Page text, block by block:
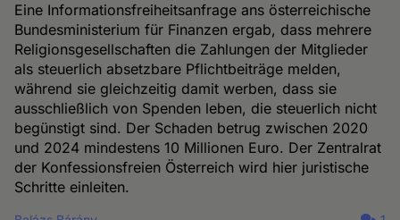
Eine Informationsfreiheitsanfrage ans österreichische
Bundesministerium für Finanzen ergab, dass mehrere
Religionsgesellschaften die Zahlungen der Mitglieder
als steuerlich absetzbare Pflichtbeiträge melden,
während sie gleichzeitig damit werben, dass sie
ausschließlich von Spenden leben, die steuerlich nicht
begünstigt sind. Der Schaden betrug zwischen 2020
und 2024 mindestens 10 Millionen Euro. Der Zentralrat
der Konfessionsfreien Österreich wird hier juristische
Schritte einleiten.